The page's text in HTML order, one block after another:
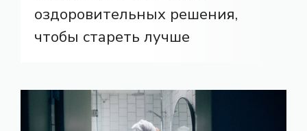
оздоровительных решения,
чтобы стареть лучше